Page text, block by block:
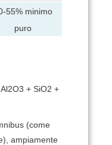
55% minimo
puro
+ SiO2 +
(come
ampiamente